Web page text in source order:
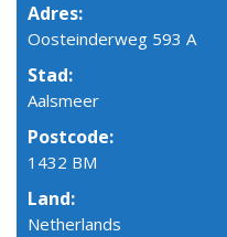
Adres:
Oosteinderweg 593 A
Stad:
Aalsmeer
Postcode:
1432 BM
Land:
Netherlands